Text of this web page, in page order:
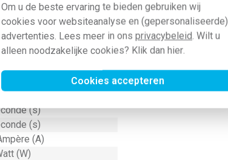
Om u de beste ervaring te bieden gebruiken wij
cookies voor websiteanalyse en (gepersonaliseerde)
advertenties. Lees meer in ons privacybeleid. Wilt u
alleen noodzakelijke cookies? Klik dan hier.
Cookies accepteren
(V)
(stucwerk)
(mm)
(mm)
afzonderlijk
(s)
(s)
(A)
(W)